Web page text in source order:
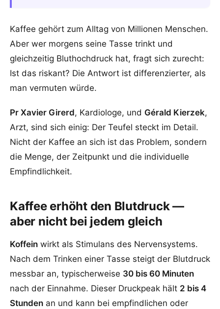
Kaffee gehört zum Alltag von Millionen Menschen.
Aber wer morgens seine Tasse trinkt und
gleichzeitig Bluthochdruck hat, fragt sich zurecht:
Ist das riskant? Die Antwort ist differenzierter, als
man vermuten würde.
Pr Xavier Girerd, Kardiologe, und Gérald Kierzek,
Arzt, sind sich einig: Der Teufel steckt im Detail.
Nicht der Kaffee an sich ist das Problem, sondern
die Menge, der Zeitpunkt und die individuelle
Empfindlichkeit.
Kaffee erhöht den Blutdruck —
aber nicht bei jedem gleich
Koffein wirkt als Stimulans des Nervensystems.
Nach dem Trinken einer Tasse steigt der Blutdruck
messbar an, typischerweise 30 bis 60 Minuten
nach der Einnahme. Dieser Druckpeak hält 2 bis 4
Stunden an und kann bei empfindlichen oder